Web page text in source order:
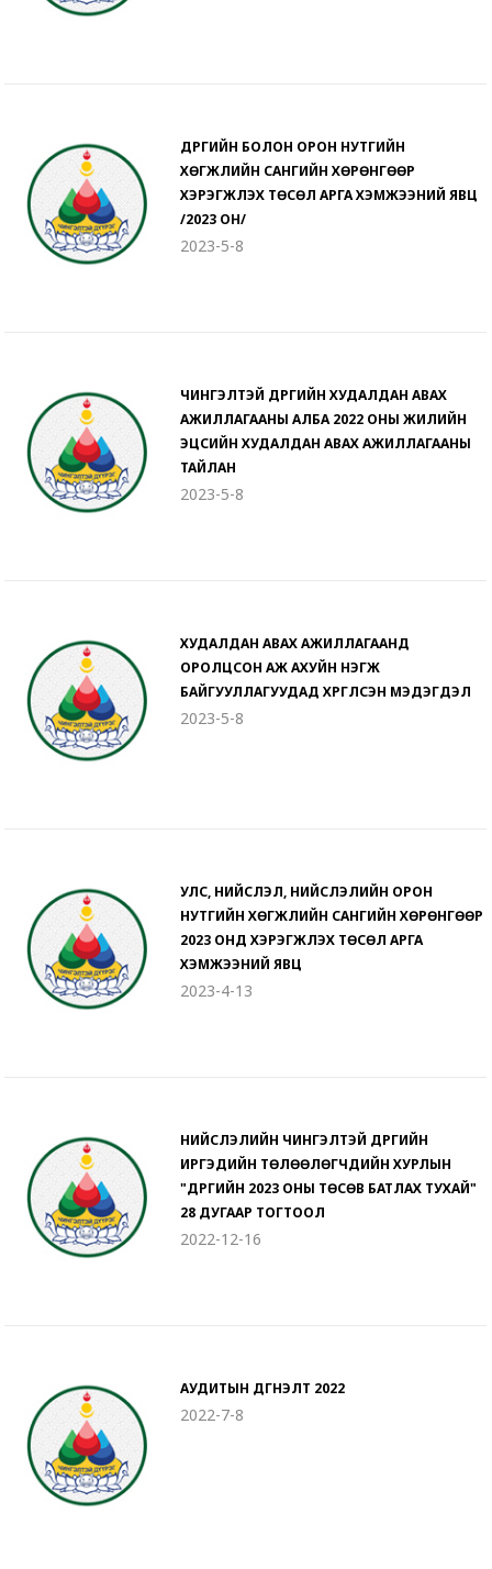
ДҮҮРГИЙН БОЛОН ОРОН НУТГИЙН
ХӨГЖЛИЙН САНГИЙН ХӨРӨНГӨӨР
ХЭРЭГЖҮҮЛЭХ ТӨСӨЛ АРГА ХЭМЖЭЭНИЙ ЯВЦ
/2023 ОН/
2023-5-8
ЧИНГЭЛТЭЙ ДҮҮРГИЙН ХУДАЛДАН АВАХ
АЖИЛЛАГААНЫ АЛБА 2022 ОНЫ ЖИЛИЙН
ЭЦСИЙН ХУДАЛДАН АВАХ АЖИЛЛАГААНЫ
ТАЙЛАН
2023-5-8
ХУДАЛДАН АВАХ АЖИЛЛАГААНД
ОРОЛЦСОН АЖ АХУЙН НЭГЖ
БАЙГУУЛЛАГУУДАД ХҮРГҮҮЛСЭН МЭДЭГДЭЛ
2023-5-8
УЛС, НИЙСЛЭЛ, НИЙСЛЭЛИЙН ОРОН
НУТГИЙН ХӨГЖЛИЙН САНГИЙН ХӨРӨНГӨӨР
2023 ОНД ХЭРЭГЖҮҮЛЭХ ТӨСӨЛ АРГА
ХЭМЖЭЭНИЙ ЯВЦ
2023-4-13
НИЙСЛЭЛИЙН ЧИНГЭЛТЭЙ ДҮҮРГИЙН
ИРГЭДИЙН ТӨЛӨӨЛӨГЧДИЙН ХУРЛЫН
"ДҮҮРГИЙН 2023 ОНЫ ТӨСӨВ БАТЛАХ ТУХАЙ"
28 ДУГААР ТОГТООЛ
2022-12-16
АУДИТЫН ДҮГНЭЛТ 2022
2022-7-8